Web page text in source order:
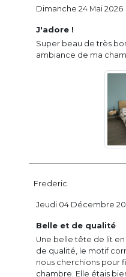
J'adore !
Super beau de très
ambiance de ma
Dimanche 24 Mai 2026
Frederic
Belle et de qualité
Une belle tête de lit
de qualité, le motif
nous cherchions pour
chambre. Elle étais
Jeudi 04 Décembre